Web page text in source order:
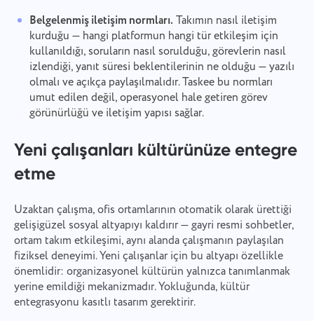
Belgelenmiş iletişim normları. Takımın nasıl iletişim
kurduğu — hangi platformun hangi tür etkileşim için
kullanıldığı, soruların nasıl sorulduğu, görevlerin nasıl
izlendiği, yanıt süresi beklentilerinin ne olduğu — yazılı
olmalı ve açıkça paylaşılmalıdır. Taskee bu normları
umut edilen değil, operasyonel hale getiren görev
görünürlüğü ve iletişim yapısı sağlar.
Yeni çalışanları kültürünüze entegre
etme
Uzaktan çalışma, ofis ortamlarının otomatik olarak ürettiği
gelişigüzel sosyal altyapıyı kaldırır — gayri resmi sohbetler,
ortam takım etkileşimi, aynı alanda çalışmanın paylaşılan
fiziksel deneyimi. Yeni çalışanlar için bu altyapı özellikle
önemlidir: organizasyonel kültürün yalnızca tanımlanmak
yerine emildiği mekanizmadır. Yokluğunda, kültür
entegrasyonu kasıtlı tasarım gerektirir.
Bir çeviri hatası bildirin
Doğru seçenekle birlikte sorunun bir açıklamasını
sağlayın
Dosyalara göz atınveya sürükle ve bırak
Gönder
Bizimle iletişime geçin
İsim
Telefon numarası
Email
Mesajın
Gönder
Bir Hata Bildir
Lütfen karşılaştığınız sorunu ayrıntılı olarak
açıklayın, belirli bilgiler sağlayın ve ilgili dosyaları
eklemekten çekinmeyin. Aktif katılımınız, kullanıcı
için daha iyi hizmet sağlar.
Dosyalara göz atın veya sürükle ve bırak
Your message has been sent
successfully
We will contact you soon
olduğunuz için teşekkür ederiz
Buna kesinlikle aşina olacağız ve ürüne entegre
etmeye çalışacağız. Bize her gün daha iyi olma
konusunda yardımcı oluyorsunuz!
Özelliğinizi önerin
Dosya yükleyin
Öner
Butona tıklayarak, verilerinizin işlenmesine
onay verdiğinizi onaylarsınızkişisel veriler.